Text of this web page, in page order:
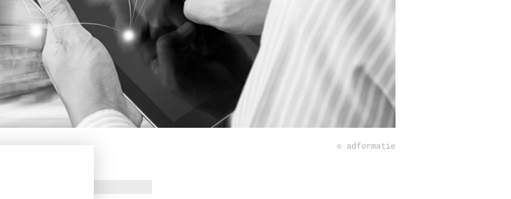
© adformatie